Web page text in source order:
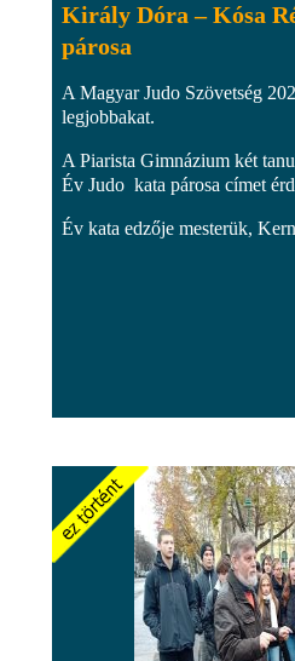
Király Dóra – Kósa
párosa
A Magyar Judo Szövetség
legjobbakat.
A Piarista Gimnázium két
Év Judo kata párosa címet
Év kata edzője mesterük,